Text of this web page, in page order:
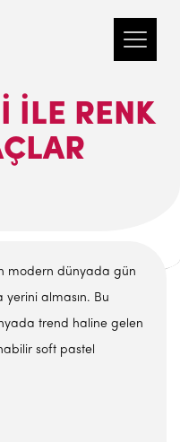
ILE RENK
modern dünyada gün
almasın. Bu
trend haline gelen
soft pastel